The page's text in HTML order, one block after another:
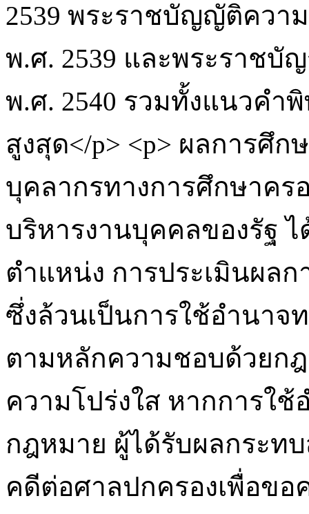
2539 พระราชบัญญัติควา
พ.ศ. 2539 และพระราช
พ.ศ. 2540 รวมทั้งแนวคำ
สูงสุด</p> <p> ผลการศึ
บุคลากรทางการศึกษาค
บริหารงานบุคคลของรัฐ ไ
ตำแหน่ง การประเมินผล
ซึ่งล้วนเป็นการใช้อำนาจ
ตามหลักความชอบด้วยก
ความโปร่งใส หากการใ
กฎหมาย ผู้ได้รับผลกระท
คดีต่อศาลปกครองเพื่อข